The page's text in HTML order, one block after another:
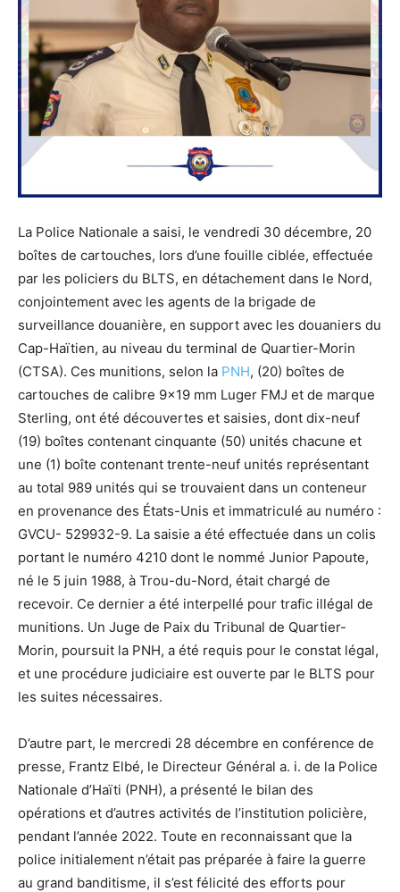
La Police Nationale a saisi, le vendredi 30 décembre, 20
boîtes de cartouches, lors d’une fouille ciblée, effectuée
par les policiers du BLTS, en détachement dans le Nord,
conjointement avec les agents de la brigade de
surveillance douanière, en support avec les douaniers du
Cap-Haïtien, au niveau du terminal de Quartier-Morin
(CTSA). Ces munitions, selon la PNH, (20) boîtes de
cartouches de calibre 9×19 mm Luger FMJ et de marque
Sterling, ont été découvertes et saisies, dont dix-neuf
(19) boîtes contenant cinquante (50) unités chacune et
une (1) boîte contenant trente-neuf unités représentant
au total 989 unités qui se trouvaient dans un conteneur
en provenance des États-Unis et immatriculé au numéro :
GVCU- 529932-9. La saisie a été effectuée dans un colis
portant le numéro 4210 dont le nommé Junior Papoute,
né le 5 juin 1988, à Trou-du-Nord, était chargé de
recevoir. Ce dernier a été interpellé pour trafic illégal de
munitions. Un Juge de Paix du Tribunal de Quartier-
Morin, poursuit la PNH, a été requis pour le constat légal,
et une procédure judiciaire est ouverte par le BLTS pour
les suites nécessaires.
D’autre part, le mercredi 28 décembre en conférence de
presse, Frantz Elbé, le Directeur Général a. i. de la Police
Nationale d’Haïti (PNH), a présenté le bilan des
opérations et d’autres activités de l’institution policière,
pendant l’année 2022. Toute en reconnaissant que la
police initialement n’était pas préparée à faire la guerre
au grand banditisme, il s’est félicité des efforts pour